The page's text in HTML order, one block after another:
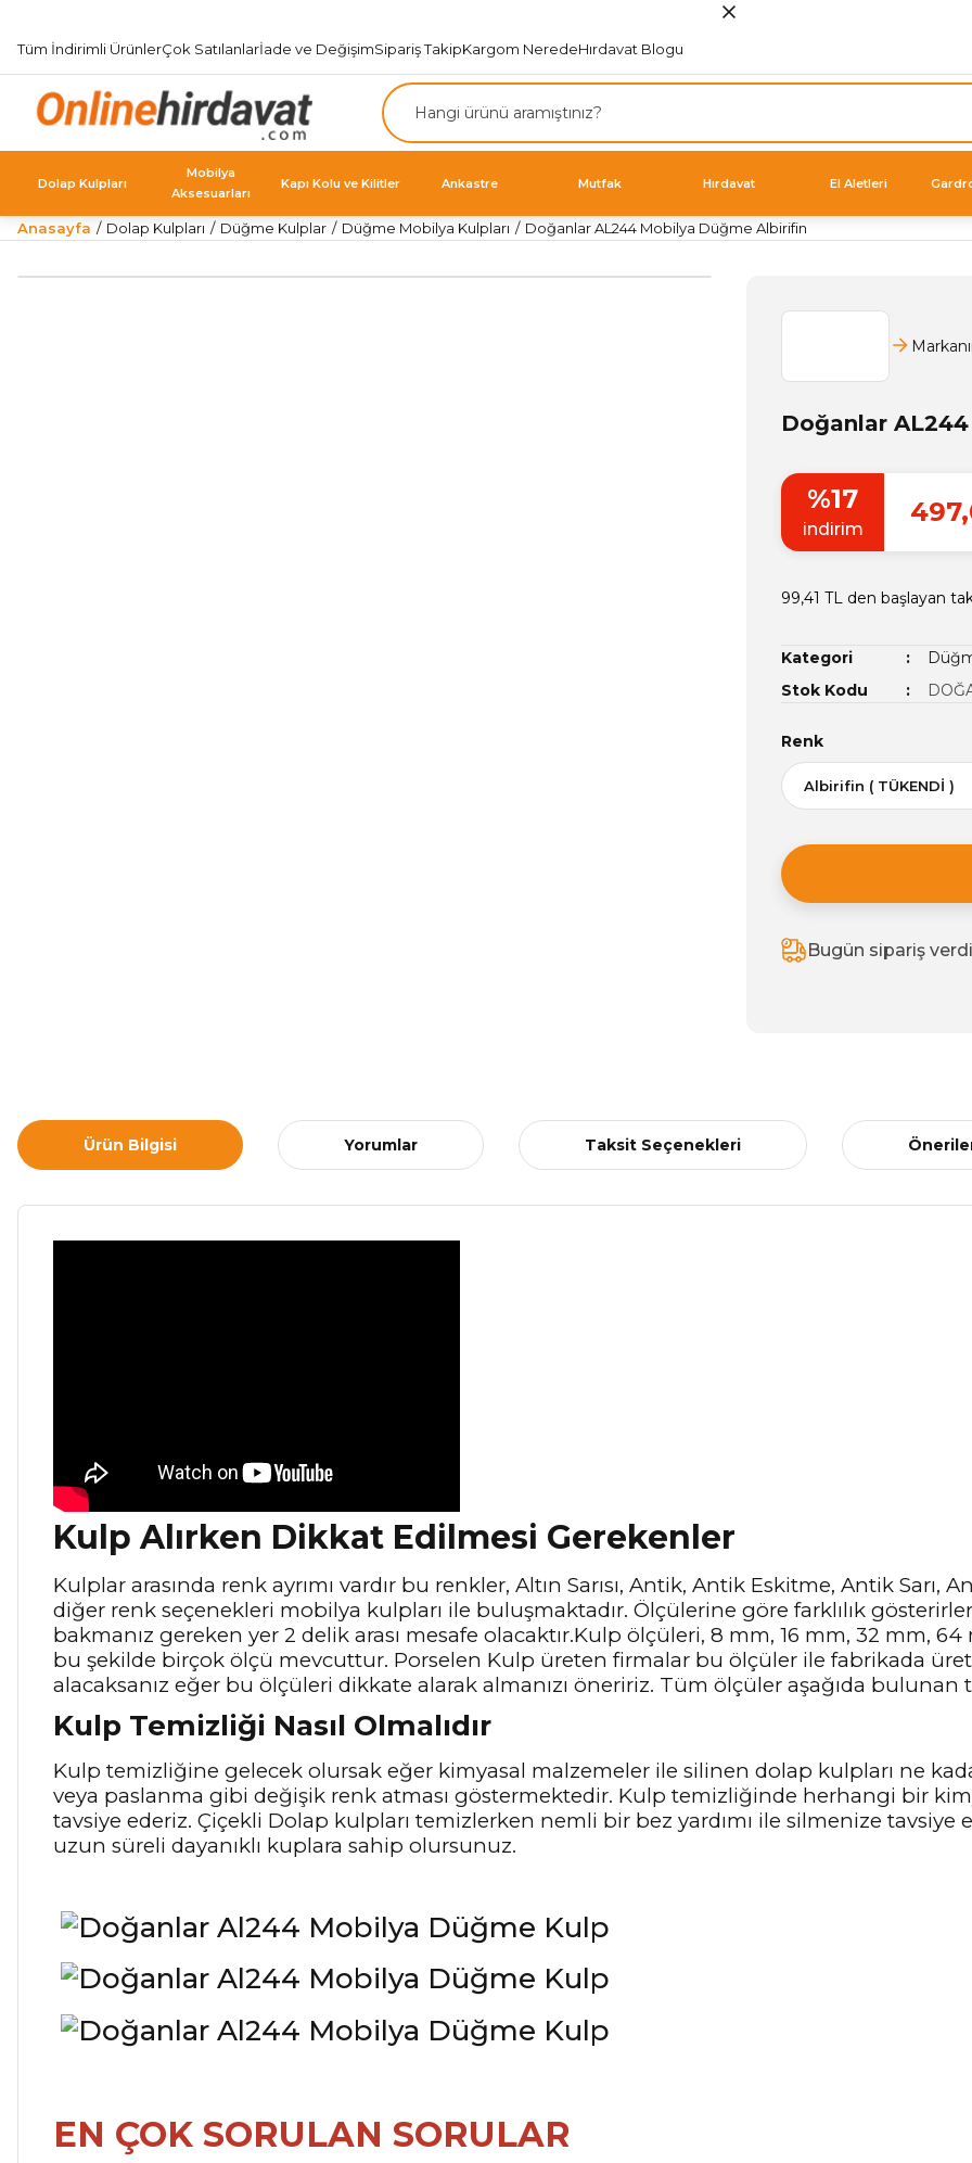
Tüm İndirimli ÜrünlerÇok Satılanlarİade ve DeğişimSipariş TakipKargom NeredeHırdavat Blogu
Dolap Kulpları
Mobilya
Aksesuarları
Kapı Kolu ve Kilitler Ankastre Mutfak Hırdavat El Aletleri
Anasayfa Dolap Kulpları Düğme Kulplar Düğme Mobilya Kulpları Doğanlar AL244 Mobilya Düğme Albirifin
Doğanlar
%17
indirim
99,41 TL den başlayan
Kategori
Stok Kodu
Renk
Bugün sipariş
Ürün Bilgisi Yorumlar Taksit Seçenekleri
Kulp Alırken Dikkat Edilmesi Gerekenler
Kulplar arasında renk ayrımı vardır bu renkler, Altın Sarısı, Antik, Antik Eskitme, Antik Sarı,
diğer renk seçenekleri mobilya kulpları ile buluşmaktadır. Ölçülerine göre farklılık
bakmanız gereken yer 2 delik arası mesafe olacaktır.Kulp ölçüleri, 8 mm, 16 mm, 32 mm,
bu şekilde birçok ölçü mevcuttur. Porselen Kulp üreten firmalar bu ölçüler ile fabrikada
alacaksanız eğer bu ölçüleri dikkate alarak almanızı öneririz. Tüm ölçüler aşağıda bulunan
Kulp Temizliği Nasıl Olmalıdır
Kulp temizliğine gelecek olursak eğer kimyasal malzemeler ile silinen dolap kulpları ne
veya paslanma gibi değişik renk atması göstermektedir. Kulp temizliğinde herhangi bir
tavsiye ederiz. Çiçekli Dolap kulpları temizlerken nemli bir bez yardımı ile silmenize tavsiye
uzun süreli dayanıklı kuplara sahip olursunuz.
EN ÇOK SORULAN SORULAR